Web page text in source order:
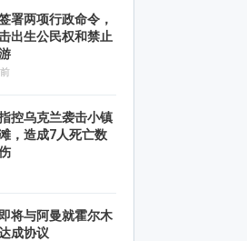
署两项行政命令，
出生公民权和禁止
控乌克兰袭击小镇
，造成7人死亡数
将与阿曼就霍尔木
成协议